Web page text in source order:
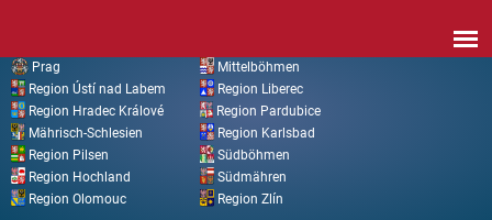
Prag
Mittelböhmen
Region Ústí nad Labem
Region Liberec
Region Hradec Králové
Region Pardubice
Mährisch-Schlesien
Region Karlsbad
Region Pilsen
Südböhmen
Region Hochland
Südmähren
Region Olomouc
Region Zlín